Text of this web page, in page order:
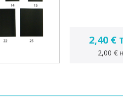
2,40 €
2,00 €